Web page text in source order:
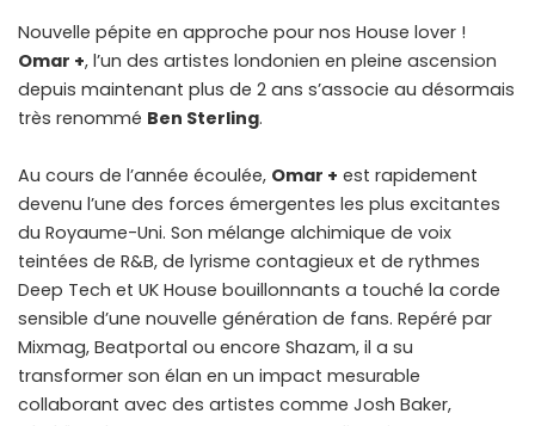
Nouvelle pépite en approche pour nos House lover !
Omar +, l’un des artistes londonien en pleine ascension
depuis maintenant plus de 2 ans s’associe au désormais
très renommé Ben Sterling.
Au cours de l’année écoulée, Omar + est rapidement
devenu l’une des forces émergentes les plus excitantes
du Royaume-Uni. Son mélange alchimique de voix
teintées de R&B, de lyrisme contagieux et de rythmes
Deep Tech et UK House bouillonnants a touché la corde
sensible d’une nouvelle génération de fans. Repéré par
Mixmag, Beatportal ou encore Shazam, il a su
transformer son élan en un impact mesurable
collaborant avec des artistes comme Josh Baker,